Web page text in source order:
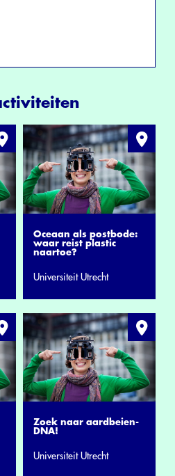
Oceaan als postbode:
waar reist plastic
naartoe?
Universiteit Utrecht
Zoek naar aardbeien-
DNA!
Universiteit Utrecht